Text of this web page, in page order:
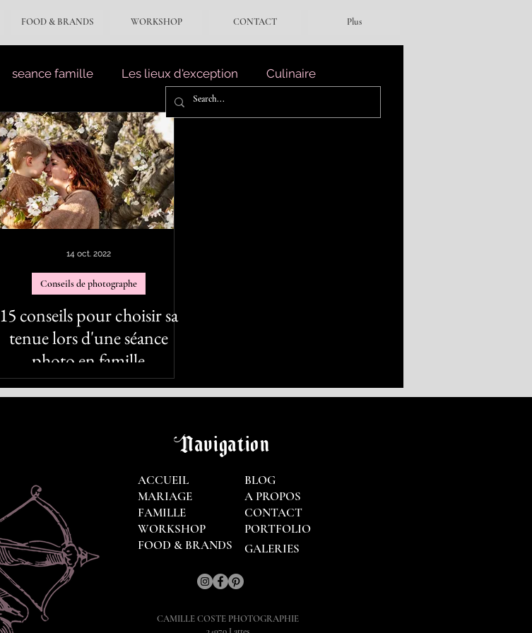
FOOD & BRANDS WORKSHOP CONTACT Plus
seance famille Les lieux d'exception Culinaire
14 oct. 2022
Conseils de photographe
15 conseils pour choisir sa
tenue lors d'une séance
photo en famille
Navigation
ACCUEIL
MARIAGE
FAMILLE
WORKSHOP
BLOG
A PROPOS
CONTACT
PORTFOLIO
FOOD & BRANDS
CAMILLE COSTE PHOTOGRAPHIE
GALERIES